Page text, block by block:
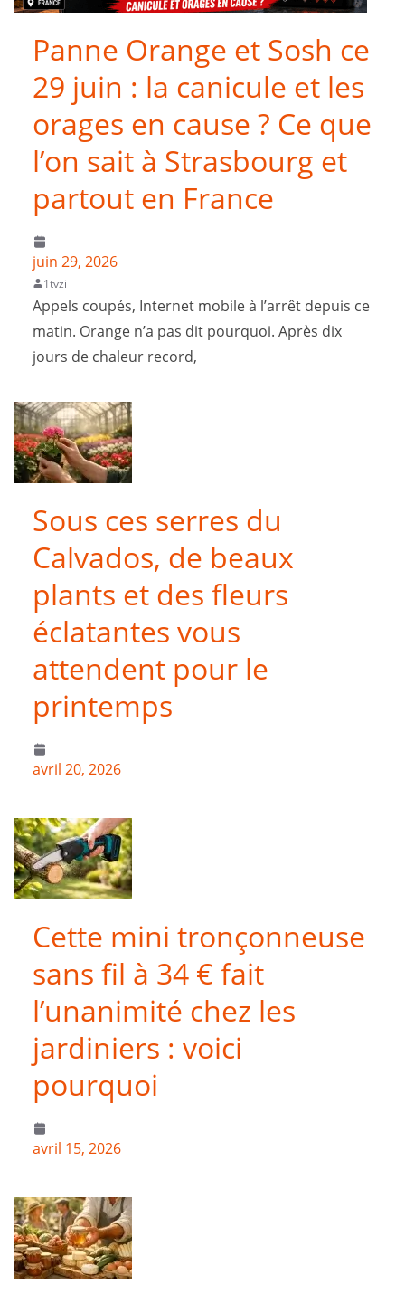
Panne Orange et Sosh ce
29 juin : la canicule et les
orages en cause ? Ce que
l’on sait à Strasbourg et
partout en France
juin 29, 2026
1tvzi
Appels coupés, Internet mobile à l’arrêt depuis ce
matin. Orange n’a pas dit pourquoi. Après dix
jours de chaleur record,
Sous ces serres du
Calvados, de beaux
plants et des fleurs
éclatantes vous
attendent pour le
printemps
avril 20, 2026
Cette mini tronçonneuse
sans fil à 34 € fait
l’unanimité chez les
jardiniers : voici
pourquoi
avril 15, 2026